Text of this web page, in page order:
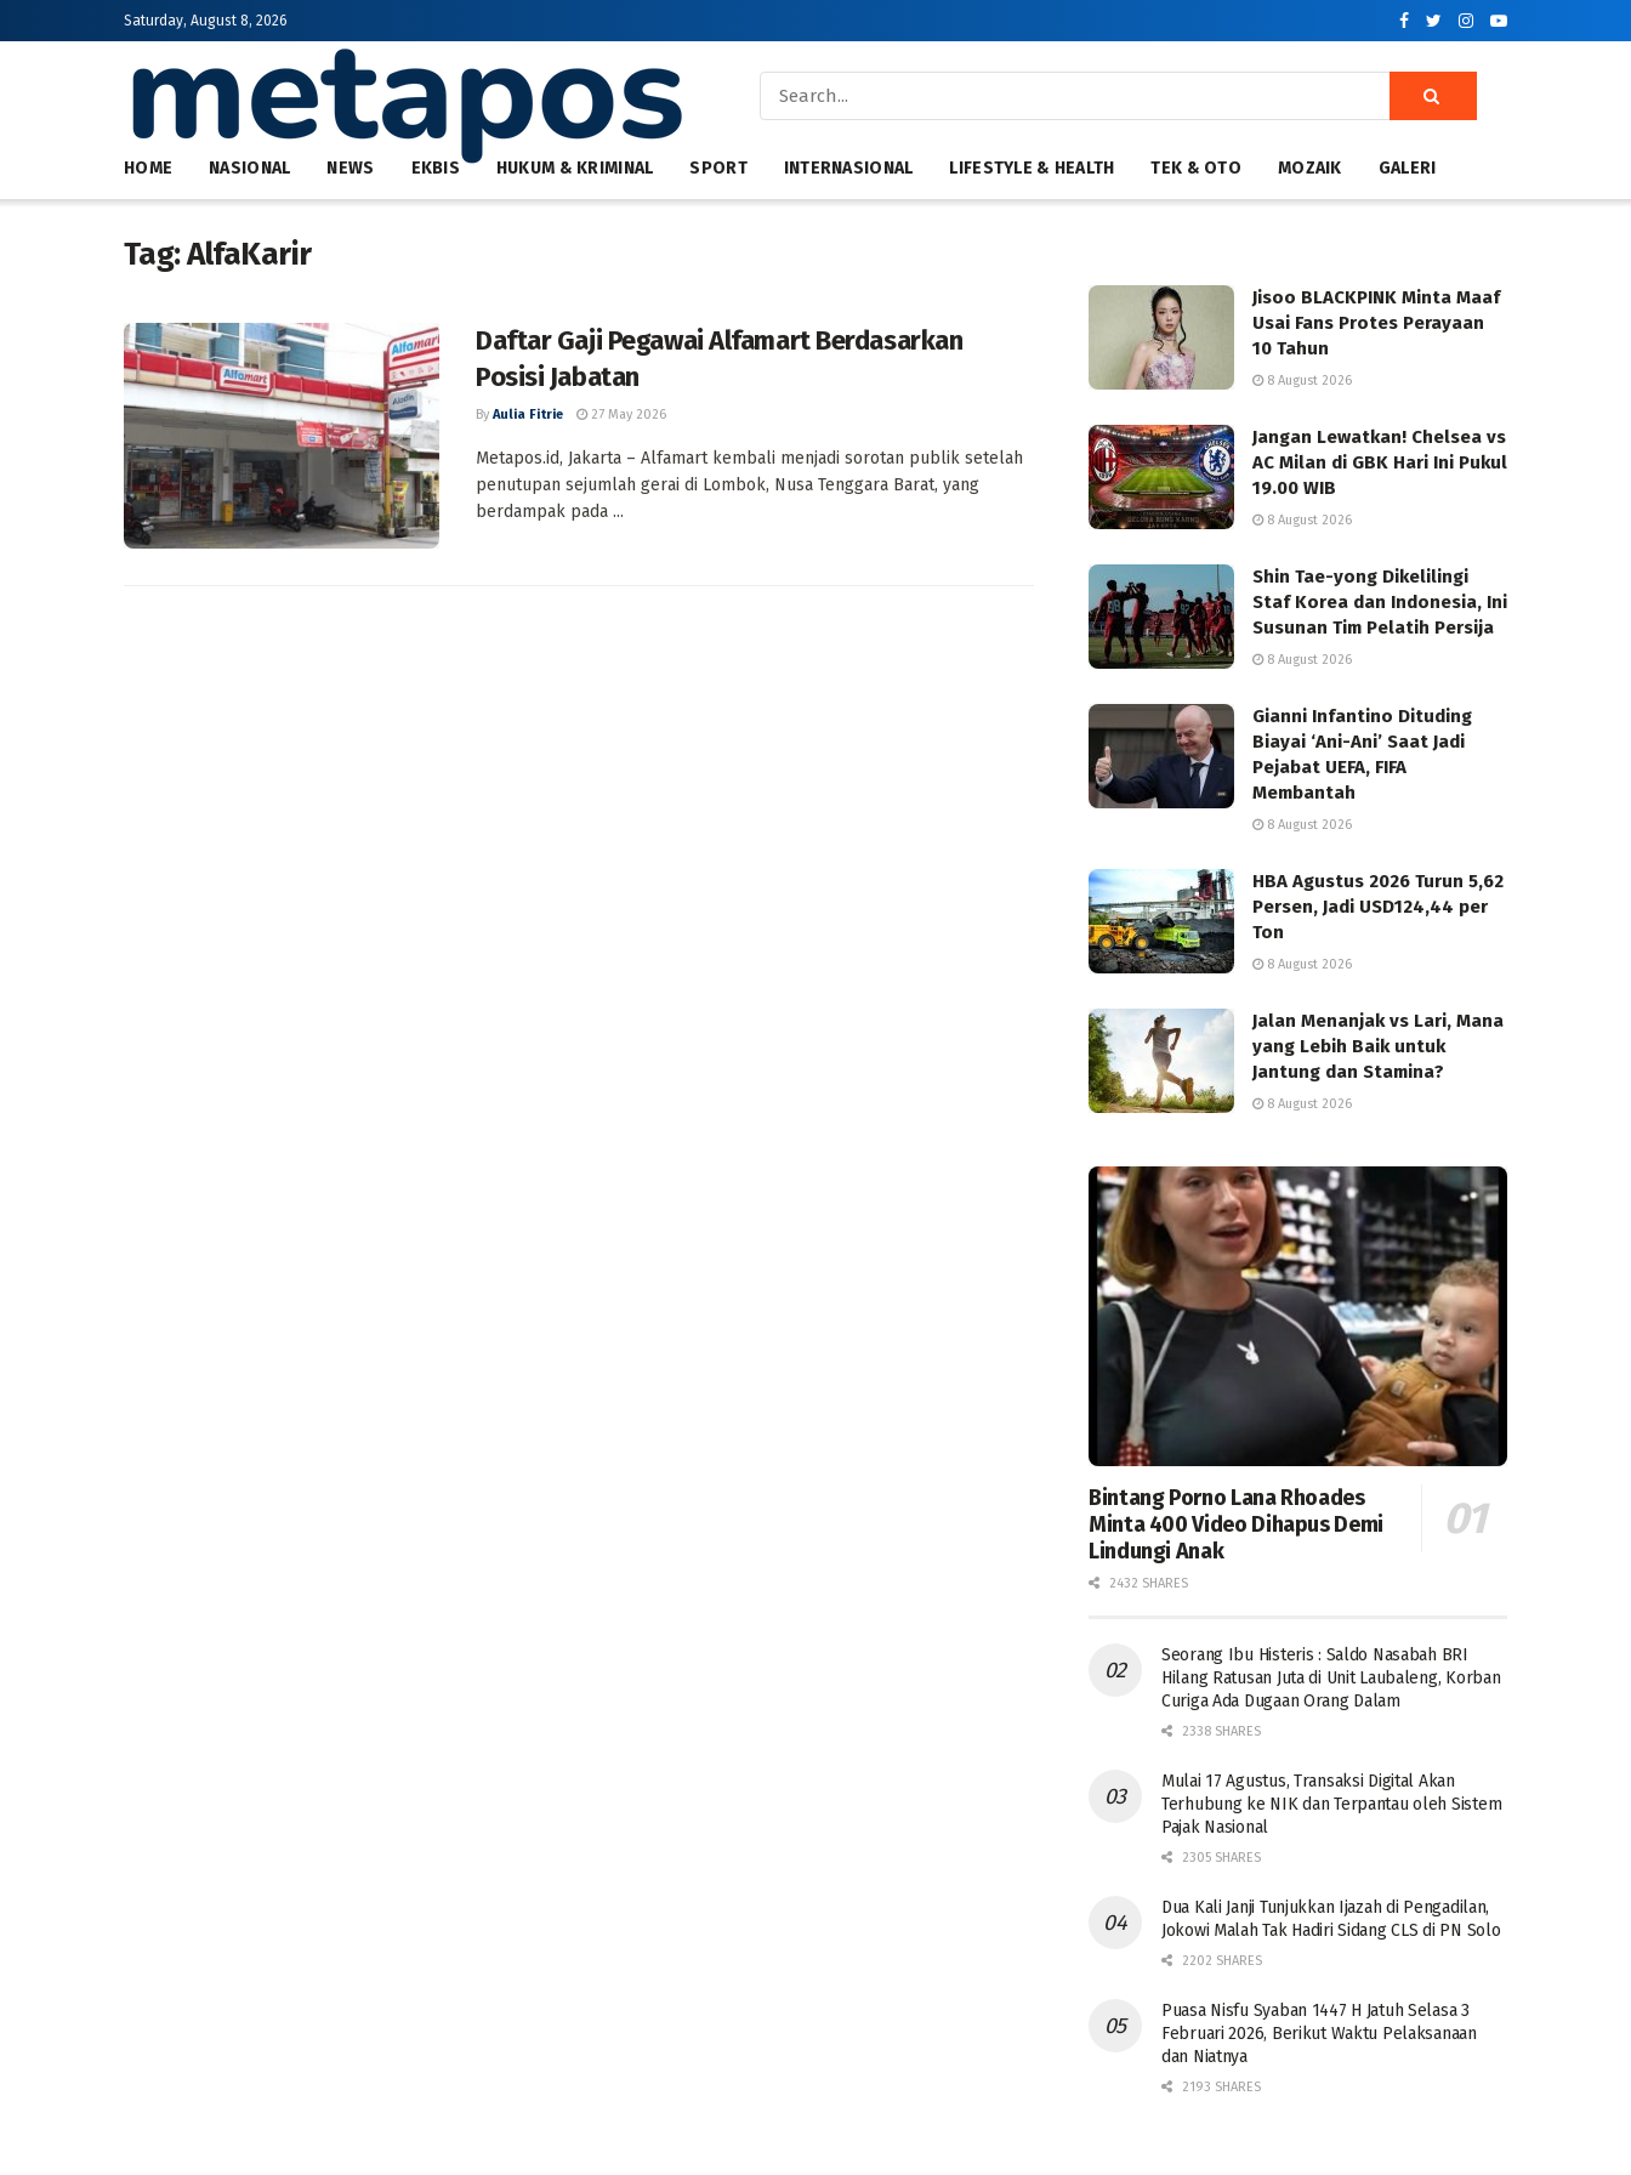
Saturday, August 8, 2026
HOME NASIONAL NEWS EKBIS HUKUM & KRIMINAL SPORT INTERNASIONAL LIFESTYLE & HEALTH TEK & OTO MOZAIK GALERI
Tag:AlfaKarir
Daftar Gaji Pegawai Alfamart Berdasarkan
Posisi Jabatan
By Aulia Fitrie 27 May 2026
Metapos.id, Jakarta – Alfamart kembali menjadi sorotan publik setelah
penutupan sejumlah gerai di Lombok, Nusa Tenggara Barat, yang
berdampak pada ...
Jisoo BLACKPINK Minta Maaf
Usai Fans Protes Perayaan
10 Tahun
8 August 2026
Jangan Lewatkan! Chelsea vs
AC Milan di GBK Hari Ini Pukul
19.00 WIB
8 August 2026
Shin Tae-yong Dikelilingi
Staf Korea dan Indonesia, Ini
Susunan Tim Pelatih Persija
8 August 2026
Gianni Infantino Dituding
Biayai ‘Ani-Ani’ Saat Jadi
Pejabat UEFA, FIFA
Membantah
8 August 2026
HBA Agustus 2026 Turun 5,62
Persen, Jadi USD124,44 per
Ton
8 August 2026
Jalan Menanjak vs Lari, Mana
yang Lebih Baik untuk
Jantung dan Stamina?
8 August 2026
Bintang Porno Lana Rhoades
Minta 400 Video Dihapus Demi
Lindungi Anak
2432 SHARES
Seorang Ibu Histeris : Saldo Nasabah BRI
Hilang Ratusan Juta di Unit Laubaleng, Korban
Curiga Ada Dugaan Orang Dalam
2338 SHARES
Mulai 17 Agustus, Transaksi Digital Akan
Terhubung ke NIK dan Terpantau oleh Sistem
Pajak Nasional
2305 SHARES
Dua Kali Janji Tunjukkan Ijazah di Pengadilan,
Jokowi Malah Tak Hadiri Sidang CLS di PN Solo
2202 SHARES
Puasa Nisfu Syaban 1447 H Jatuh Selasa 3
Februari 2026, Berikut Waktu Pelaksanaan
dan Niatnya
2193 SHARES